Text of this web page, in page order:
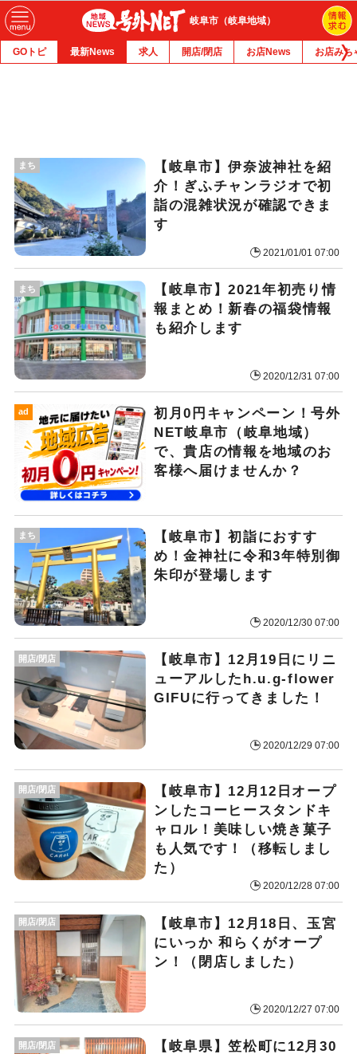
岐阜市（岐阜地域）
GOトピ 最新News 求人 開店/閉店 お店News お店みち
まち
【岐阜市】伊奈波神社を紹
介！ぎふチャンラジオで初
詣の混雑状況が確認できま
す
2021/01/01 07:00
【岐阜市】2021年初売り情
報まとめ！新春の福袋情報
も紹介します
2020/12/31 07:00
まち
ad
初月0円キャンペーン！号外
NET岐阜市（岐阜地域）
で、貴店の情報を地域のお
客様へ届けませんか？
【岐阜市】初詣におすす
め！金神社に令和3年特別御
朱印が登場します
2020/12/30 07:00
まち
【岐阜市】12月19日にリニ
ューアルしたh.u.g-flower
GIFUに行ってきました！
2020/12/29 07:00
開店/閉店
【岐阜市】12月12日オープ
ンしたコーヒースタンドキ
ャロル！美味しい焼き菓子
も人気です！（移転しまし
た）
2020/12/28 07:00
開店/閉店
【岐阜市】12月18日、玉宮
にいっか 和らくがオープ
ン！（閉店しました）
2020/12/27 07:00
開店/閉店
【岐阜県】笠松町に12月30
開店/閉店